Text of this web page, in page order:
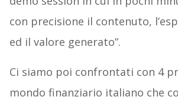
con precisione il contenuto,
ed il valore generato”.
Ci siamo poi confrontati con 4
mondo finanziario italiano che